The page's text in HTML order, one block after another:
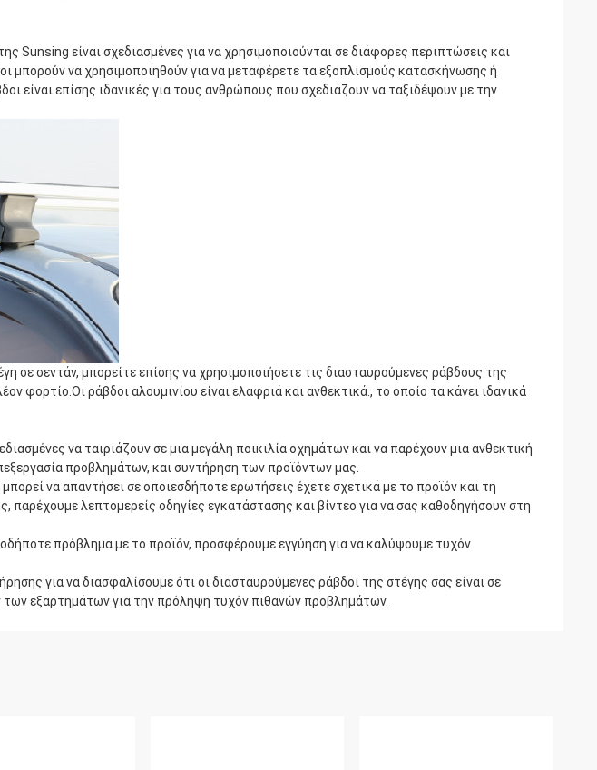
Sunsing είναι σχεδιασμένες για να χρησιμοποιούνται σε διάφορες περιπτώσεις και
μπορούν να χρησιμοποιηθούν για να μεταφέρετε τα εξοπλισμούς κατασκήνωσης ή
είναι επίσης ιδανικές για τους ανθρώπους που σχεδιάζουν να ταξιδέψουν με την
σε σεντάν, μπορείτε επίσης να χρησιμοποιήσετε τις διασταυρούμενες ράβδους της
φορτίο.Οι ράβδοι αλουμινίου είναι ελαφριά και ανθεκτικά., το οποίο τα κάνει ιδανικά
να ταιριάζουν σε μια μεγάλη ποικιλία οχημάτων και να παρέχουν μια ανθεκτική
προβλημάτων, και συντήρηση των προϊόντων μας.
να απαντήσει σε οποιεσδήποτε ερωτήσεις έχετε σχετικά με το προϊόν και τη
παρέχουμε λεπτομερείς οδηγίες εγκατάστασης και βίντεο για να σας καθοδηγήσουν στη
πρόβλημα με το προϊόν, προσφέρουμε εγγύηση για να καλύψουμε τυχόν
για να διασφαλίσουμε ότι οι διασταυρούμενες ράβδοι της στέγης σας είναι σε
εξαρτημάτων για την πρόληψη τυχόν πιθανών προβλημάτων.